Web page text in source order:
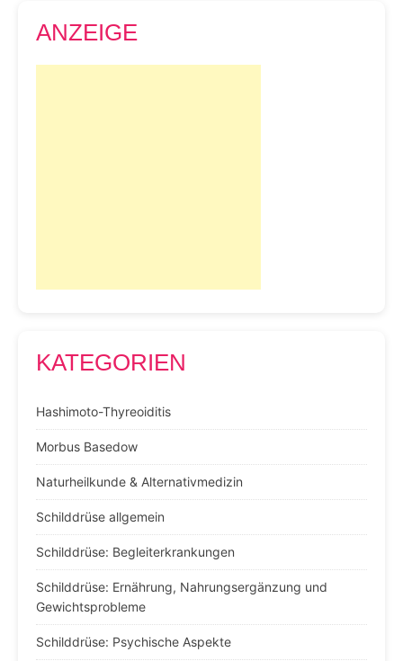
ANZEIGE
KATEGORIEN
Hashimoto-Thyreoiditis
Morbus Basedow
Naturheilkunde & Alternativmedizin
Schilddrüse allgemein
Schilddrüse: Begleiterkrankungen
Schilddrüse: Ernährung, Nahrungsergänzung und
Gewichtsprobleme
Schilddrüse: Psychische Aspekte